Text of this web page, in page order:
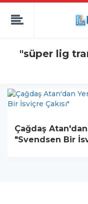
"süper lig
Çağdaş
"Svendsen Bir